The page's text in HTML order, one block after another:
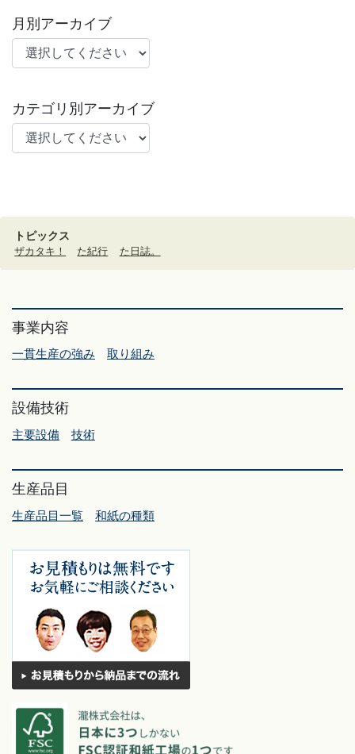
月別アーカイブ
カテゴリ別アーカイブ
トピックス
ザカタキ！ た紀行 た日誌。
事業内容
一貫生産の強み 取り組み
設備技術
主要設備 技術
生産品目
生産品目一覧 和紙の種類